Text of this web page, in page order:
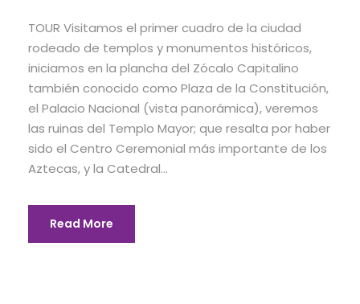
TOUR Visitamos el primer cuadro de la ciudad
rodeado de templos y monumentos históricos,
iniciamos en la plancha del Zócalo Capitalino
también conocido como Plaza de la Constitución,
el Palacio Nacional (vista panorámica), veremos
las ruinas del Templo Mayor; que resalta por haber
sido el Centro Ceremonial más importante de los
Aztecas, y la Catedral...
Read More